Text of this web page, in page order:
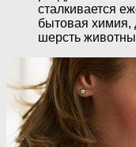
сталкивается
бытовая химия,
шерсть